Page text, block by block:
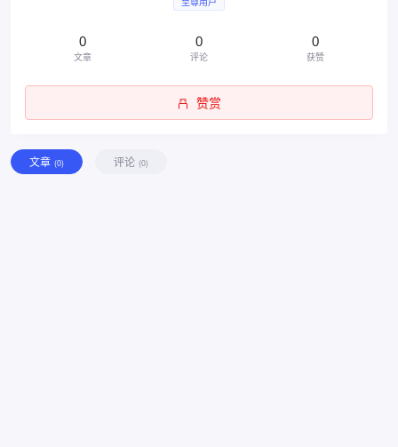
0
文章
0
评论
0
获赞
赞赏
文章 (0) 评论 (0)